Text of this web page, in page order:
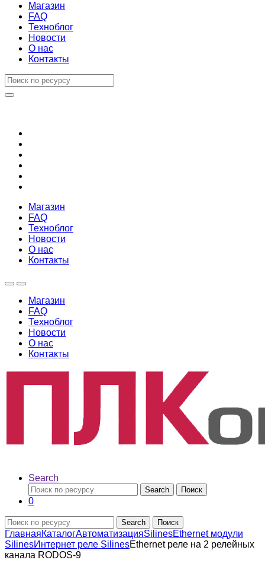
Магазин
FAQ
Техноблог
Новости
О нас
Контакты
Магазин
FAQ
Техноблог
Новости
О нас
Контакты
Магазин
FAQ
Техноблог
Новости
О нас
Контакты
Search
Search Поиск
0
Search Поиск
ГлавнаяКаталогАвтоматизацияSilinesEthernet модули
SilinesИнтернет реле SilinesEthernet реле на 2 релейных
канала RODOS-9